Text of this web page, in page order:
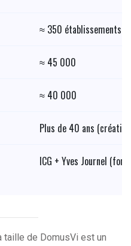
≈ 350 établissements
≈ 45 000
≈ 40 000
Plus de 40 ans
ICG + Yves Journel
taille de DomusVi est un